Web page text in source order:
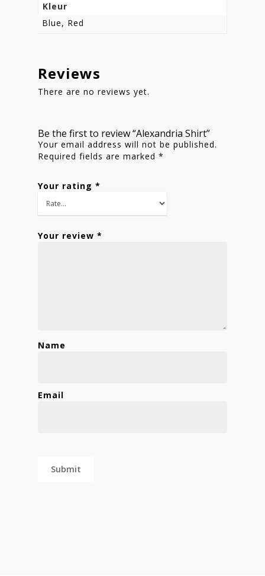
Kleur
Blue, Red
Reviews
There are no reviews yet.
Be the first to review “Alexandria Shirt”
Your email address will not be published.
Required fields are marked *
Your rating *
Your review *
Name
Email